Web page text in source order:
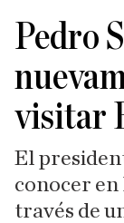
Pedro
visitar
El
conocer
través de